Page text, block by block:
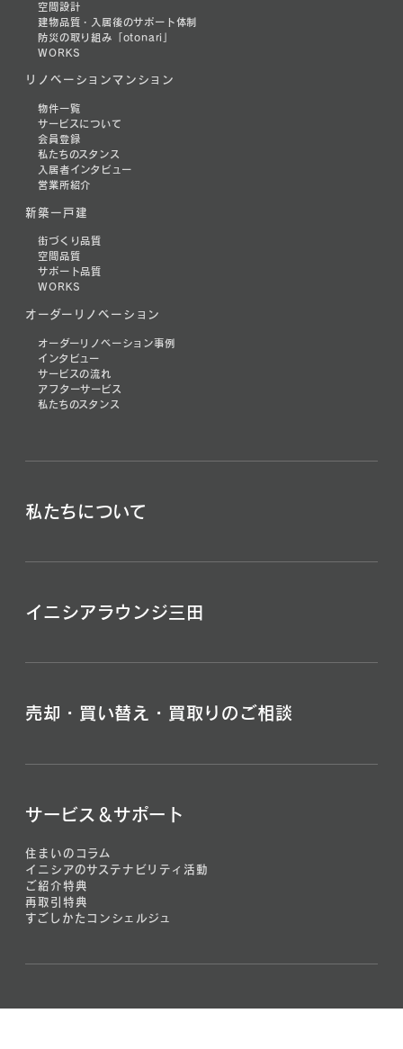
空間設計
建物品質・入居後のサポート体制
防災の取り組み「otonari」
WORKS
リノベーションマンション
物件一覧
サービスについて
会員登録
私たちのスタンス
入居者インタビュー
営業所紹介
新築一戸建
街づくり品質
空間品質
サポート品質
WORKS
オーダーリノベーション
オーダーリノベーション事例
インタビュー
サービスの流れ
アフターサービス
私たちのスタンス
私たちについて
イニシアラウンジ三田
売却・買い替え・買取りのご相談
サービス＆サポート
住まいのコラム
イニシアのサステナビリティ活動
ご紹介特典
再取引特典
すごしかたコンシェルジュ